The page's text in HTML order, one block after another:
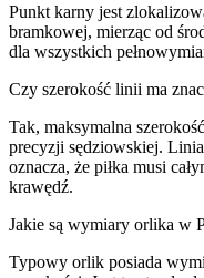
Punkt karny jest
bramkowej, mierząc od
dla wszystkich
Czy szerokość linii ma
Tak, maksymalna
precyzji sędziowskiej.
oznacza, że piłka musi
krawędź.
Jakie są wymiary orlika w
Typowy orlik posiada